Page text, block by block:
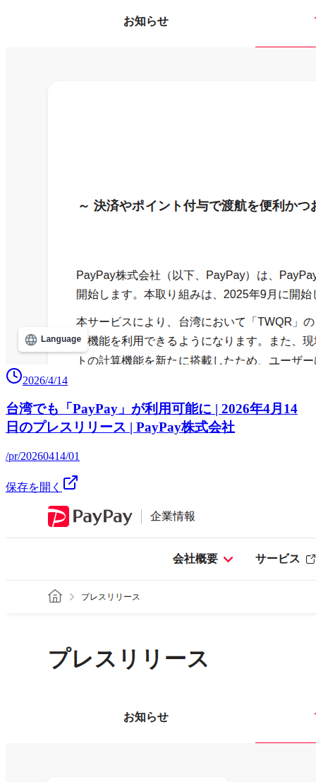
2026/4/14
台湾でも「PayPay」が利用可能に | 2026年4月14
日のプレスリリース | PayPay株式会社
/pr/20260414/01
保存を開く